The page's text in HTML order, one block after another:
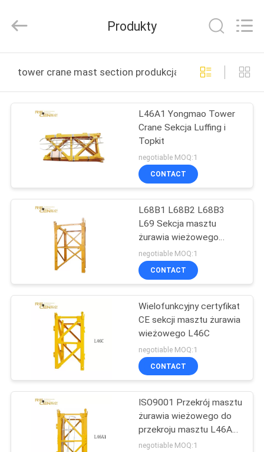
PRODUKTY
WYCIECZKA
FABRYCE
KONTROLA
JAKOŚCI
SKONTAKTUJ
NAMI
POPROSIĆ
Technology
Rights
Produkty
tower crane mast section produkcja online
L46A1 Yongmao Tower
Crane Sekcja Luffing i
Topkit
negotiable MOQ:1
CONTACT
L68B1 L68B2 L68B3
L69 Sekcja masztu
żurawia wieżowego
Część
negotiable MOQ:1
CONTACT
Wielofunkcyjny certyfikat
CE sekcji masztu żurawia
wieżowego L46C
negotiable MOQ:1
CONTACT
ISO9001 Przekrój masztu
żurawia wieżowego do
przekroju masztu L46A1
Typ płyty
negotiable MOQ:1